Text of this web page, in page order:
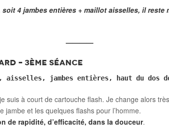
4 jambes entières + maillot aisselles, il reste
————
– 3ème séance
jambes entières, haut du dos de
suis à court de cartouche flash. Je change alors
jambe et les quelques flashs pour l’homme.
de rapidité, d’efficacité, dans la douceur.